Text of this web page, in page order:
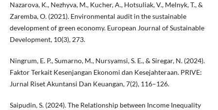
Nazarova, K., Nezhyva, M., Kucher, A., Hotsuliak, V., Melnyk, T., &
Zaremba, O. (2021). Environmental audit in the sustainable
development of green economy. European Journal of Sustainable
Development, 10(3), 273.
Ningrum, E. P., Sumarno, M., Nursyamsi, S. E., & Siregar, N. (2024).
Faktor Terkait Kesenjangan Ekonomi dan Kesejahteraan. PRIVE:
Jurnal Riset Akuntansi Dan Keuangan, 7(2), 116–126.
Saipudin, S. (2024). The Relationship between Income Inequality